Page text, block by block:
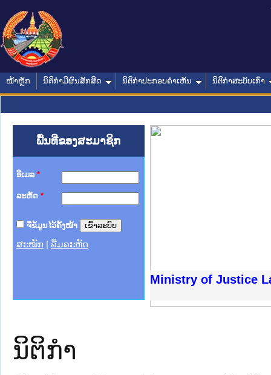
ໜ້າຫຼັກ ນິຕິກໍາມີຜົນສັກສິດ ນິຕິກໍາປະກອບຄໍາເຫັນ ນິຕິກໍາສະບັບເກົ່າ
ພື້ນທີ່ຂອງສະມາຊິກ
ອີເມລ *
ລະຫັດ *
ຈື່ຂໍ້ມູນໄວ້ຄັ້ງໜ້າ
ສະໝັກ ລືມລະຫັດ
Ministry of Justice
ຊາຊົນ ພາກເໜືອ
ການ
ກາງ
ກໃຕ້
ນຕຳຫຼວດປະຊາຊົນ
ສັນຕິບານປະຊາຊົນ
ກເໜືອ
ຊາຊົນ ພາກກາງ
ນິຕິກໍາ